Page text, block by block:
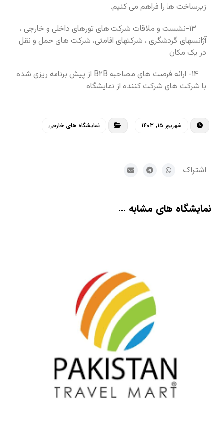
زیرساخت ها را فراهم می کنیم.
۱۳-نشست و ملاقات شرکت های تورهای داخلی و خارجی ،
آژانسهای گردشگری ، شرکتهای اقامتی، شرکت های حمل و نقل
در یک مکان
۱۴- ارائه فرصت های مصاحبه B۲B از پیش برنامه ریزی شده
با شرکت های شرکت کننده از نمایشگاه
شهریور ۱۵, ۱۴۰۳ نمایشگاه های خارجی
نمایشگاه های مشابه ...